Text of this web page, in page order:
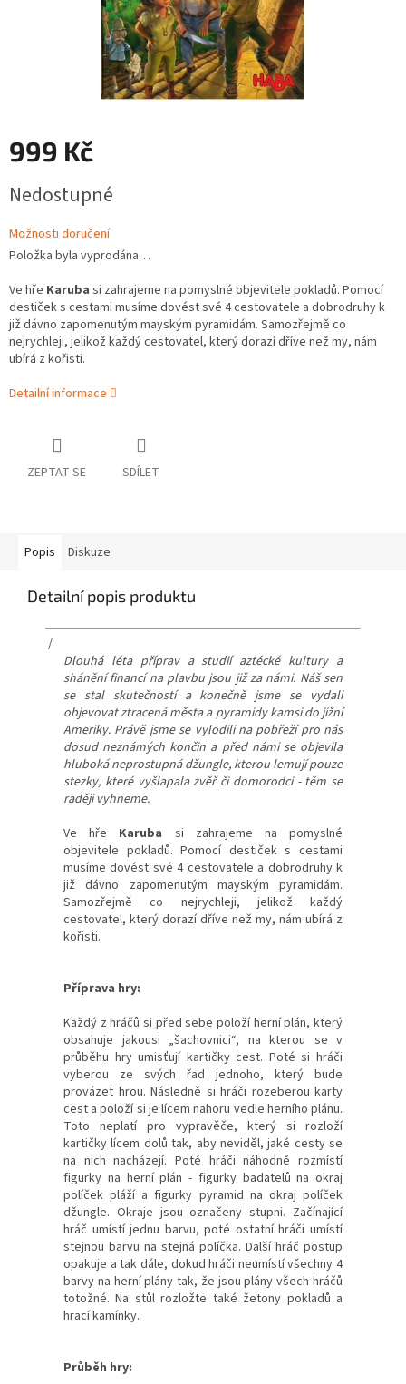
999 Kč
cena:
Nedostupné
Možnosti doručení
Položka byla vyprodána…
Ve hře Karuba si zahrajeme na pomyslné objevitele pokladů. Pomocí
destiček s cestami musíme dovést své 4 cestovatele a dobrodruhy k
již dávno zapomenutým mayským pyramidám. Samozřejmě co
nejrychleji, jelikož každý cestovatel, který dorazí dříve než my, nám
ubírá z kořisti.
Detailní informace
ZEPTAT SE SDÍLET
Popis Diskuze
Detailní popis produktu
/
Dlouhá léta příprav a studií aztécké kultury a
shánění financí na plavbu jsou již za námi. Náš sen
se stal skutečností a konečně jsme se vydali
objevovat ztracená města a pyramidy kamsi do jižní
Ameriky. Právě jsme se vylodili na pobřeží pro nás
dosud neznámých končin a před námi se objevila
hluboká neprostupná džungle, kterou lemují pouze
stezky, které vyšlapala zvěř či domorodci - těm se
raději vyhneme.
Ve hře Karuba si zahrajeme na pomyslné
objevitele pokladů. Pomocí destiček s cestami
musíme dovést své 4 cestovatele a dobrodruhy k
již dávno zapomenutým mayským pyramidám.
Samozřejmě co nejrychleji, jelikož každý
cestovatel, který dorazí dříve než my, nám ubírá z
kořisti.
Příprava hry:
Každý z hráčů si před sebe položí herní plán, který
obsahuje jakousi „šachovnici“, na kterou se v
průběhu hry umisťují kartičky cest. Poté si hráči
vyberou ze svých řad jednoho, který bude
provázet hrou. Následně si hráči rozeberou karty
cest a položí si je lícem nahoru vedle herního plánu.
Toto neplatí pro vypravěče, který si rozloží
kartičky lícem dolů tak, aby neviděl, jaké cesty se
na nich nacházejí. Poté hráči náhodně rozmístí
figurky na herní plán - figurky badatelů na okraj
políček pláží a figurky pyramid na okraj políček
džungle. Okraje jsou označeny stupni. Začínající
hráč umístí jednu barvu, poté ostatní hráči umístí
stejnou barvu na stejná políčka. Další hráč postup
opakuje a tak dále, dokud hráči neumístí všechny 4
barvy na herní plány tak, že jsou plány všech hráčů
totožné. Na stůl rozložte také žetony pokladů a
hrací kamínky.
Průběh hry: